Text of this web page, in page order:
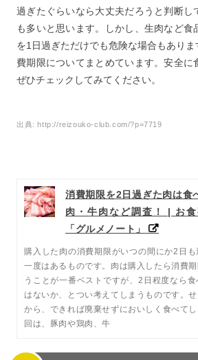
過ぎたぐらいなら大丈夫だろうと判断し
も多いと思います。しかし、生肉など食
を1日過ぎただけでも危険な場合もあり
費期限についてまとめています。安全に
ぜひチェックしてみてください。
出典:http://reizouko-club.com/?p=7719
消費期限を2日過ぎた肉は食
肉・牛肉など調査！ | お
「グルメノート」
購入した肉の消費期限がいつの間にか2日
一度はあるものです。肉は購入したら消費
うことが一番ベストですが、2日程度なら
はないか、とつい考えてしまうものです。
から、できれば廃棄せずにおいしく食べて
回は、豚肉や鶏肉、牛